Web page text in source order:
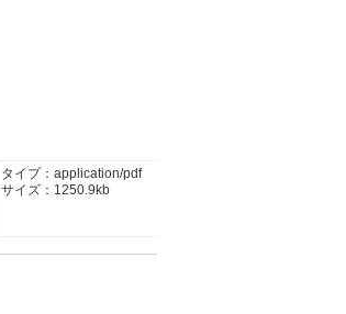
タイプ：application/pdf
サイズ：1250.9kb